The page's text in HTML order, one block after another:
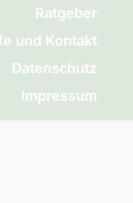
Ratgeber
und Kontakt
Datenschutz
Impressum